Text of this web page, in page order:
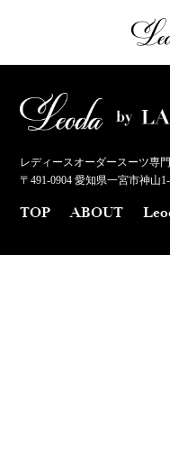
レディースオーダースーツ専
〒491-0904 愛知県一宮市神山
TOP ABOUT